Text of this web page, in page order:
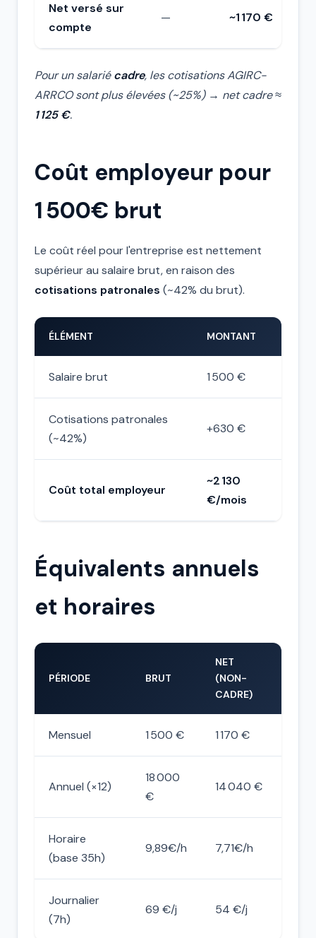
Net versé sur
compte
— ~1 170 €
Pour un salariécadre, les cotisations AGIRC-
ARRCO sont plus élevées (~25%) → net cadre ≈
1 125 €.
Coût employeur pour
1 500€ brut
Le coût réel pour l'entreprise est nettement
supérieur au salaire brut, en raison des
cotisations patronales (~42% du brut).
ÉLÉMENT MONTANT
Salaire brut 1 500 €
Cotisations patronales
(~42%)
+630 €
Coût total employeur
~2 130
€/mois
Équivalents annuels
et horaires
PÉRIODE BRUT
NET
(NON-
CADRE)
Mensuel 1 500 € 1 170 €
Annuel (×12)
18 000
€
14 040 €
Horaire
(base 35h)
9,89€/h 7,71€/h
Journalier
(7h)
69 €/j 54 €/j